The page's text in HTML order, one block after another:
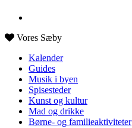
Vores Sæby
Kalender
Guides
Musik i byen
Spisesteder
Kunst og kultur
Mad og drikke
Børne- og familieaktiviteter